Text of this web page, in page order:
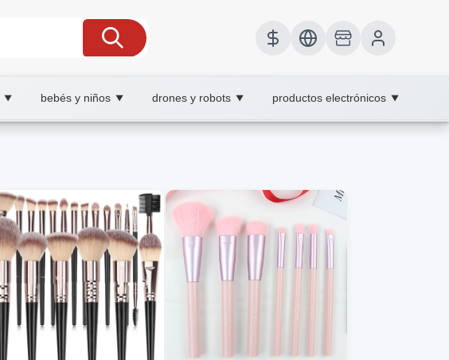
▼ bebés y niños ▼ drones y robots ▼ productos electrónicos ▼